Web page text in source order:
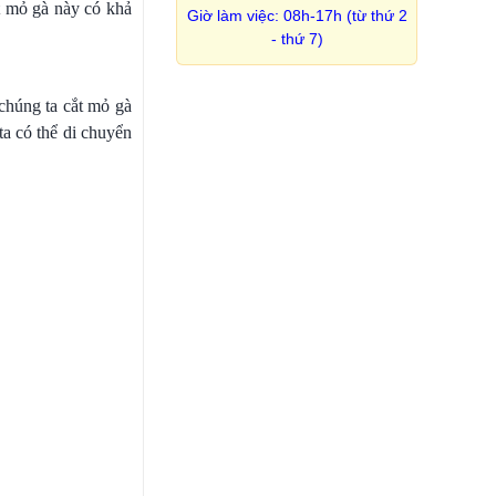
Giờ làm việc: 08h-17h (từ thứ 2
- thứ 7)
gà này có khả
ta cắt mỏ gà
có thể di chuyển